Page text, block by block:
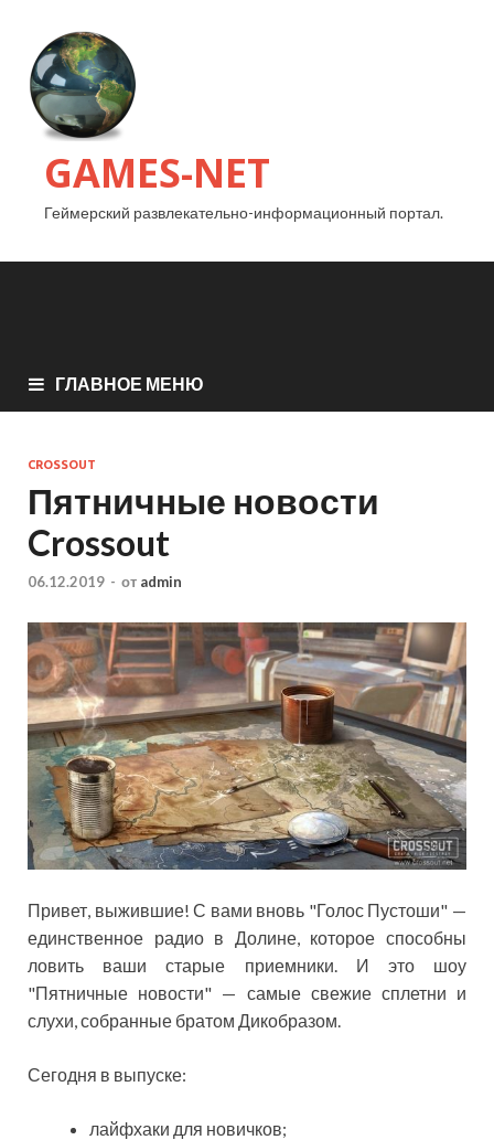
GAMES-NET
Геймерский развлекательно-информационный портал.
ГЛАВНОЕ МЕНЮ
CROSSOUT
Пятничные новости
Crossout
06.12.2019 - от admin
Привет, выжившие! С вами вновь "Голос Пустоши" —
единственное радио в Долине, которое способны
ловить ваши старые приемники. И это шоу
"Пятничные новости" — самые свежие сплетни и
слухи, собранные братом Дикобразом.
Сегодня в выпуске:
лайфхаки для новичков;